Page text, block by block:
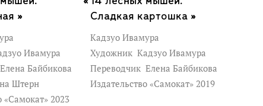
»
Ивамура
Елена Байбикова
Штерн
«Самокат» 2023
Сладкая картошка »
Кадзуо Ивамура
Художник Кадзуо Ивамура
Переводчик Елена Байбикова
Издательство «Самокат» 2019